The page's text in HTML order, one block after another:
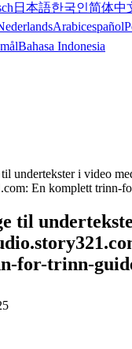
日本語한국인简体中
Arabicespañol
Bahasa Indonesia
undertekster i video
En komplett trinn-
til
for-trinn-